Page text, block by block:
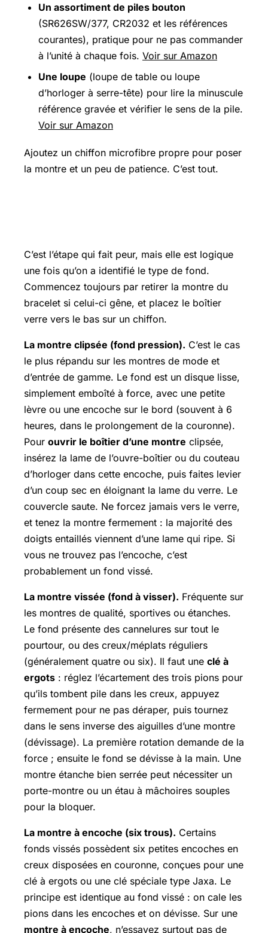
Un assortiment de piles bouton
(SR626SW/377, CR2032 et les références
courantes), pratique pour ne pas commander
à l’unité à chaque fois. Voir sur Amazon
Une loupe (loupe de table ou loupe
d’horloger à serre-tête) pour lire la minuscule
référence gravée et vérifier le sens de la pile.
Voir sur Amazon
Ajoutez un chiffon microfibre propre pour poser
la montre et un peu de patience. C’est tout.
C’est l’étape qui fait peur, mais elle est logique
une fois qu’on a identifié le type de fond.
Commencez toujours par retirer la montre du
bracelet si celui-ci gêne, et placez le boîtier
verre vers le bas sur un chiffon.
La montre clipsée (fond pression). C’est le cas
le plus répandu sur les montres de mode et
d’entrée de gamme. Le fond est un disque lisse,
simplement emboîté à force, avec une petite
lèvre ou une encoche sur le bord (souvent à 6
heures, dans le prolongement de la couronne).
Pour ouvrir le boîtier d’une montre clipsée,
insérez la lame de l’ouvre-boîtier ou du couteau
d’horloger dans cette encoche, puis faites levier
d’un coup sec en éloignant la lame du verre. Le
couvercle saute. Ne forcez jamais vers le verre,
et tenez la montre fermement : la majorité des
doigts entaillés viennent d’une lame qui ripe. Si
vous ne trouvez pas l’encoche, c’est
probablement un fond vissé.
La montre vissée (fond à visser). Fréquente sur
les montres de qualité, sportives ou étanches.
Le fond présente des cannelures sur tout le
pourtour, ou des creux/méplats réguliers
(généralement quatre ou six). Il faut une clé à
ergots : réglez l’écartement des trois pions pour
qu’ils tombent pile dans les creux, appuyez
fermement pour ne pas déraper, puis tournez
dans le sens inverse des aiguilles d’une montre
(dévissage). La première rotation demande de la
force ; ensuite le fond se dévisse à la main. Une
montre étanche bien serrée peut nécessiter un
porte-montre ou un étau à mâchoires souples
pour la bloquer.
La montre à encoche (six trous). Certains
fonds vissés possèdent six petites encoches en
creux disposées en couronne, conçues pour une
clé à ergots ou une clé spéciale type Jaxa. Le
principe est identique au fond vissé : on cale les
pions dans les encoches et on dévisse. Sur une
montre à encoche, n’essayez surtout pas de